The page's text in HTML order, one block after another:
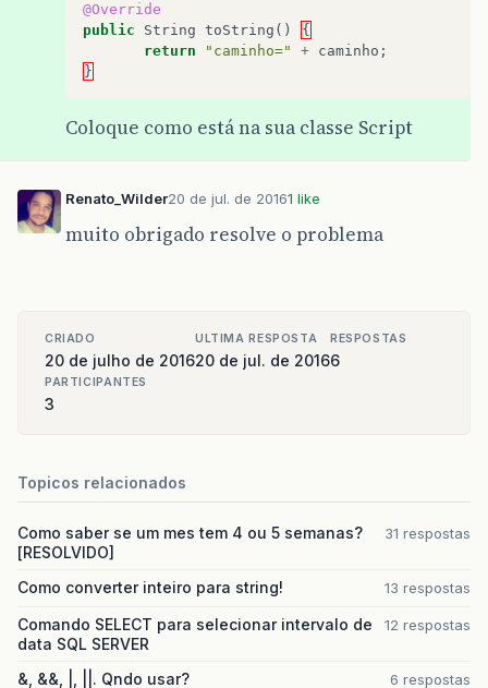
@Override
public
String toString ()
{
return
"caminho=" + caminho ;
}
Coloque como está na sua classe Script
Renato_Wilder20 de jul. de 20161 like
muito obrigado resolve o problema
CRIADO
20 de julho de 2016
ULTIMA RESPOSTA
20 de jul. de 2016
RESPOSTAS
6
PARTICIPANTES
3
Topicos relacionados
Como saber se um mes tem 4 ou 5 semanas?
[RESOLVIDO]
31 respostas
Como converter inteiro para string! 13 respostas
Comando SELECT para selecionar intervalo de
data SQL SERVER
12 respostas
&, &&, |, ||. Qndo usar? 6 respostas